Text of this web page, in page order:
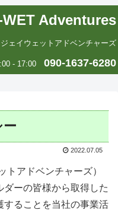
WET Adventures
ジェイウェットアドベンチャーズ
- 17:00 090-1637-6280
2022.07.05
トアドベンチャーズ）
ダーの皆様から取得した
することを当社の事業活